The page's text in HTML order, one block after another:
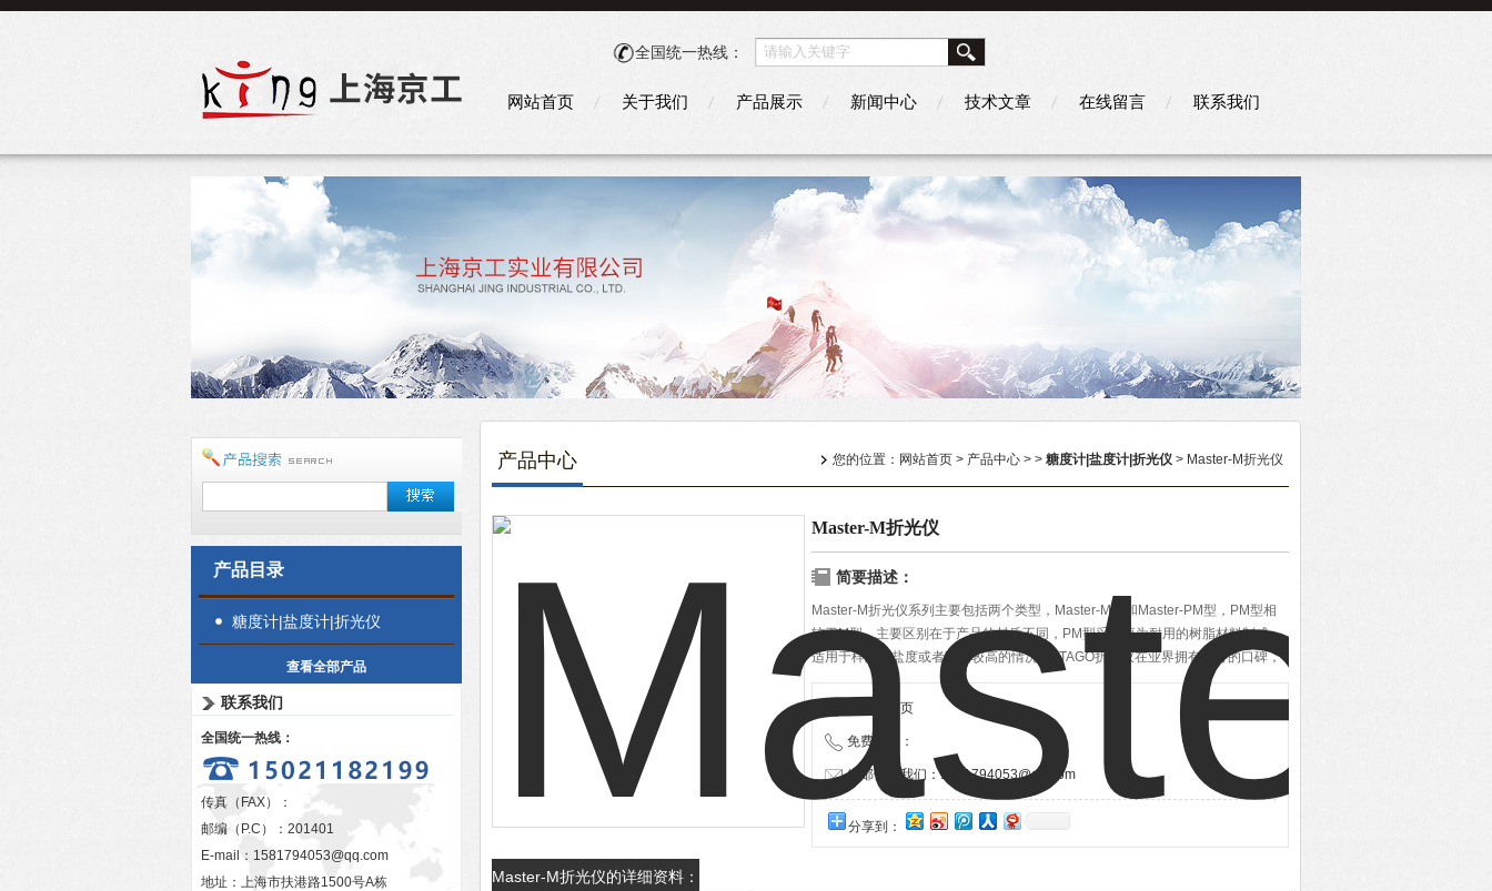
全国统一热线：
网站首页 关于我们 产品展示 新闻中心 技术文章 在线留言 联系我们
产品目录
糖度计|盐度计|折光仪
查看全部产品
联系我们
全国统一热线：
传真（FAX）：
邮编（P.C）：201401
E-mail： 1581794053@qq.com
地址：上海市扶港路1500号A栋
产品中心 您的位置： 网站首页 > 产品中心 > > 糖度计|盐度计|折光仪 > Master-M折光仪
Master-M折光仪
简要描述：
Master-M折光仪系列主要包括两个类型，Master-M型和Master-PM型，PM型相
较于M型，主要区别在于产品的材质不同，PM型采用更为耐用的树脂材料制成，
适用于样品的盐度或者酸度较高的情况。ATAGO折光仪在业界拥有很好的口碑，
产品质量可靠、稳定，欢迎用户随时选购！
打印当前页
免费咨询：
发邮件给我们：1581794053@qq.com
分享到：
Master-M折光仪的详细资料：